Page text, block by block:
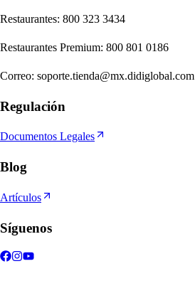
Restaurantes: 800 323 3434
Restaurantes Premium: 800 801 0186
Correo: soporte.tienda@mx.didiglobal.com
Regulación
Documentos Legales
Blog
Artículos
Síguenos